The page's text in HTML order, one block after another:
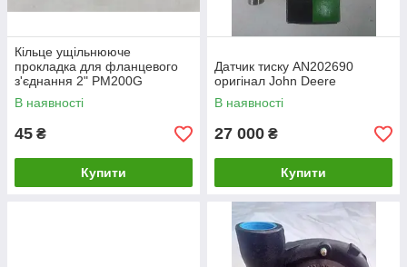
Кільце ущільнююче
прокладка для фланцевого
з'єднання 2" PM200G
оригінал John Deere
В наявності
45 ₴
Купити
Датчик тиску AN202690
оригінал John Deere
В наявності
27 000 ₴
Купити